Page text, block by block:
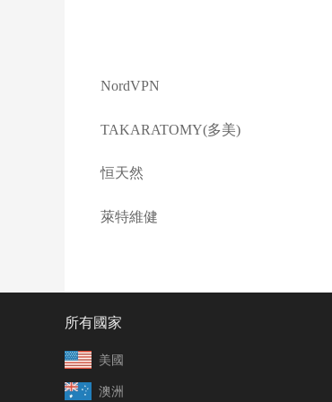
NordVPN
TAKARATOMY(多美)
恒天然
萊特維健
所有國家
美國
澳洲